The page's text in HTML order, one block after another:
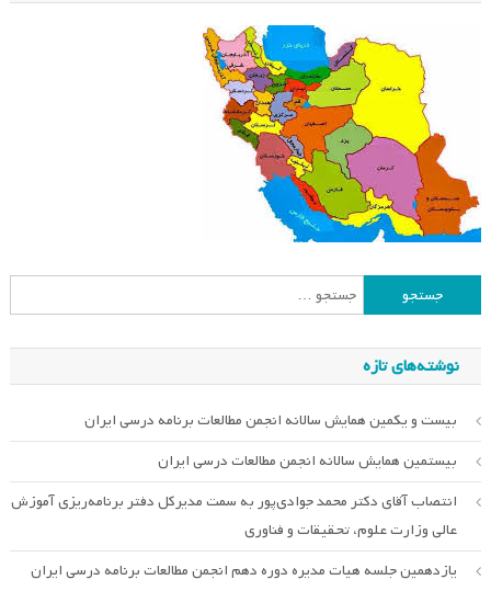
برای:
نوشته‌های تازه
بیست و یکمین همایش سالانه انجمن مطالعات برنامه درسی ایران
بیستمین همایش سالانه انجمن مطالعات درسی ایران
انتصاب آقای دکتر محمد جوادی‌پور به سمت مدیرکل دفتر برنامه‌ریزی آموزش
عالی وزارت علوم، تحقیقات و فناوری
یازدهمین جلسه هیات مدیره دوره دهم انجمن مطالعات برنامه درسی ایران